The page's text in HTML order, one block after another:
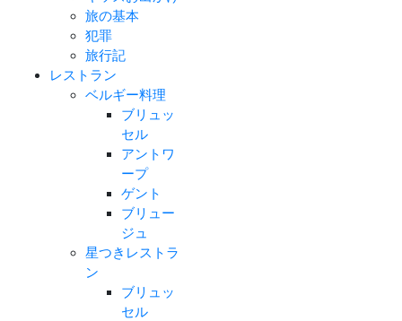
旅の基本
犯罪
旅行記
レストラン
ベルギー料理
ブリュッ
セル
アントワ
ープ
ゲント
ブリュー
ジュ
星つきレストラ
ン
ブリュッ
セル